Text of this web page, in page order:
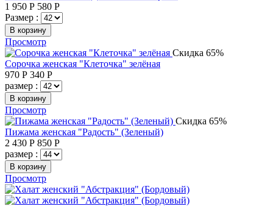
1 950 Р 580 Р
Размер :
В корзину
Просмотр
Скидка 65%
Сорочка женская "Клеточка" зелёная
970 Р 340 Р
размер :
В корзину
Просмотр
Скидка 65%
Пижама женская "Радость" (Зеленый)
2 430 Р 850 Р
размер :
В корзину
Просмотр